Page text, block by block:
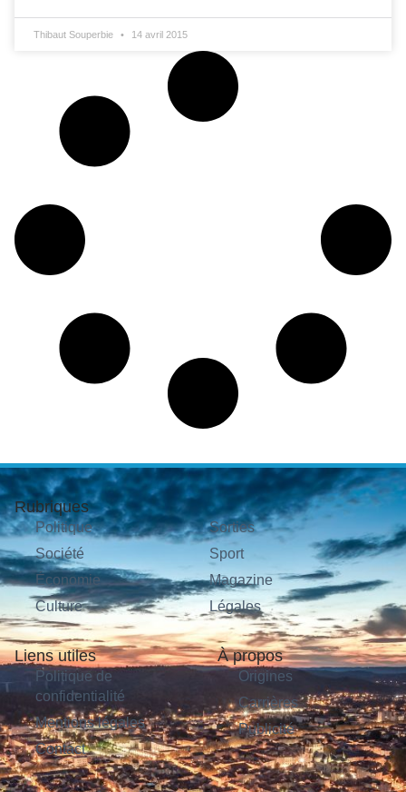
Thibaut Souperbie 14 avril 2015
Rubriques
Politique
Société
Économie
Culture
Sorties
Sport
Magazine
Légales
Liens utiles
Politique de
confidentialité
Mentions légales
Contact
À propos
Origines
Carrières
Publicité